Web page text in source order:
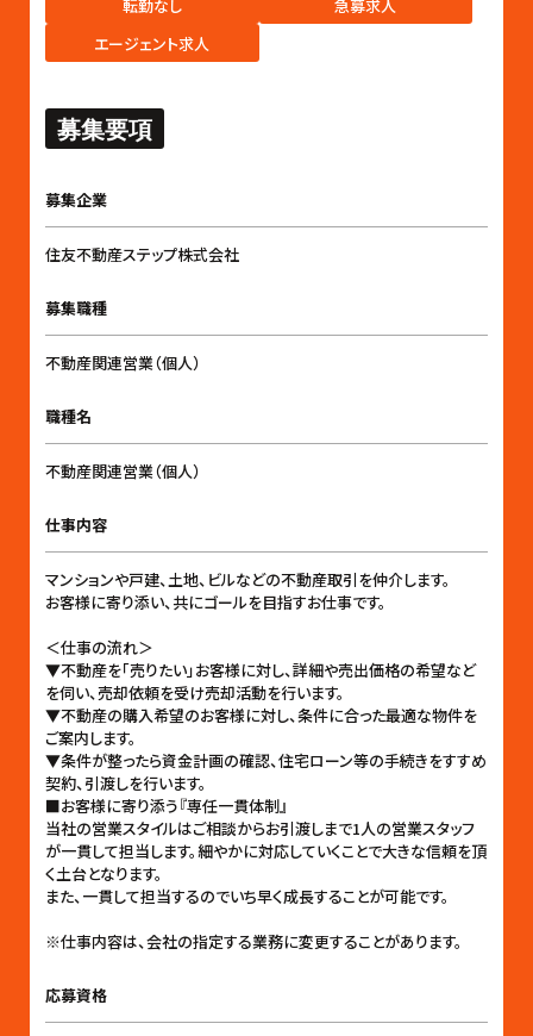
転勤なし
急募求人
エージェント求人
募集要項
募集企業
住友不動産ステップ株式会社
募集職種
不動産関連営業（個人）
職種名
不動産関連営業（個人）
仕事内容
マンションや戸建、土地、ビルなどの不動産取引を仲介します。
お客様に寄り添い、共にゴールを目指すお仕事です。
＜仕事の流れ＞
▼不動産を「売りたい」お客様に対し、詳細や売出価格の希望など
を伺い、売却依頼を受け売却活動を行います。
▼不動産の購入希望のお客様に対し、条件に合った最適な物件を
ご案内します。
▼条件が整ったら資金計画の確認、住宅ローン等の手続きをすすめ
契約、引渡しを行います。
■お客様に寄り添う『専任一貫体制』
当社の営業スタイルはご相談からお引渡しまで1人の営業スタッフ
が一貫して担当します。細やかに対応していくことで大きな信頼を頂
く土台となります。
また、一貫して担当するのでいち早く成長することが可能です。
※仕事内容は、会社の指定する業務に変更することがあります。
応募資格